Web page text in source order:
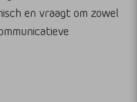
en vraagt om zowel